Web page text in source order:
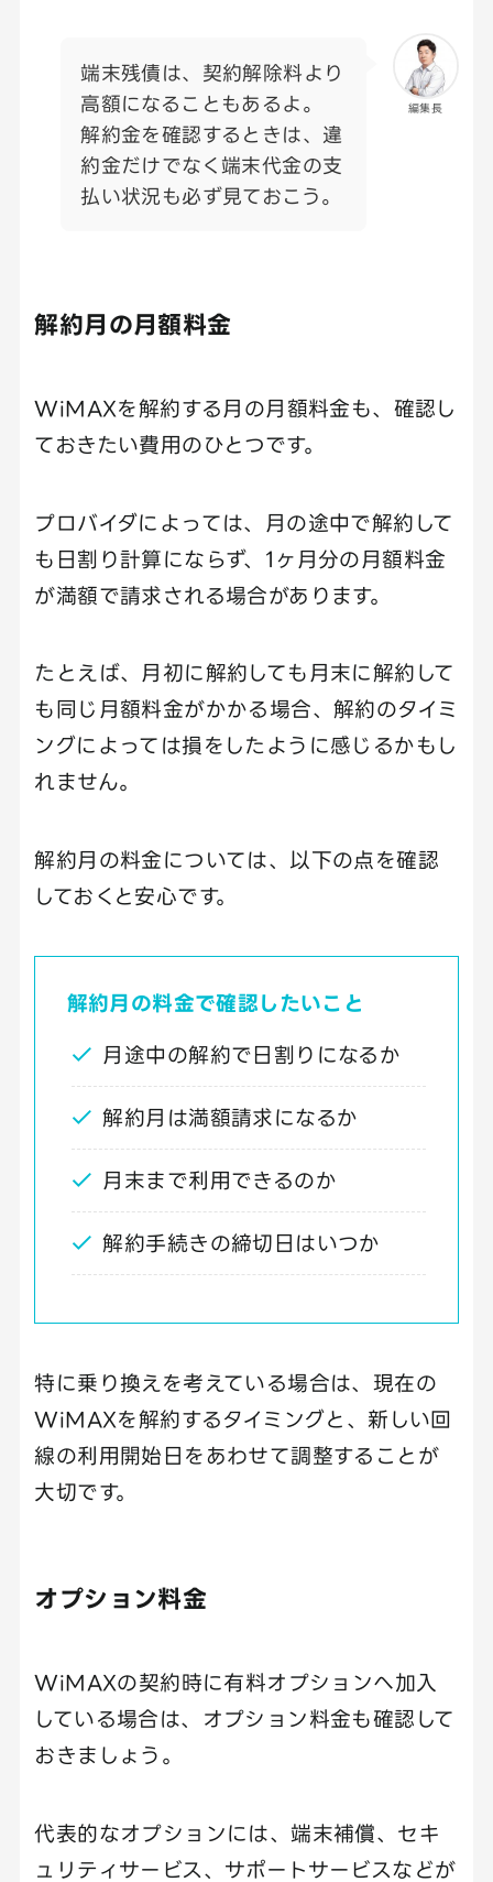
編集長
端末残債は、契約解除料より
高額になることもあるよ。
解約金を確認するときは、違
約金だけでなく端末代金の支
払い状況も必ず見ておこう。
解約月の月額料金
WiMAXを解約する月の月額料金も、確認し
ておきたい費用のひとつです。
プロバイダによっては、月の途中で解約して
も日割り計算にならず、1ヶ月分の月額料金
が満額で請求される場合があります。
たとえば、月初に解約しても月末に解約して
も同じ月額料金がかかる場合、解約のタイミ
ングによっては損をしたように感じるかもし
れません。
解約月の料金については、以下の点を確認
しておくと安心です。
解約月の料金で確認したいこと
月途中の解約で日割りになるか
解約月は満額請求になるか
月末まで利用できるのか
解約手続きの締切日はいつか
特に乗り換えを考えている場合は、現在の
WiMAXを解約するタイミングと、新しい回
線の利用開始日をあわせて調整することが
大切です。
オプション料金
WiMAXの契約時に有料オプションへ加入
している場合は、オプション料金も確認して
おきましょう。
代表的なオプションには、端末補償、セキ
ュリティサービス、サポートサービスなどが